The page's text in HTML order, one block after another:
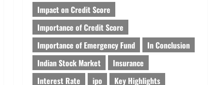
Impact on Credit Score
Importance of Credit Score
Importance of Emergency Fund
In Conclusion
Indian Stock Market
Insurance
Interest Rate
ipo
Key Highlights